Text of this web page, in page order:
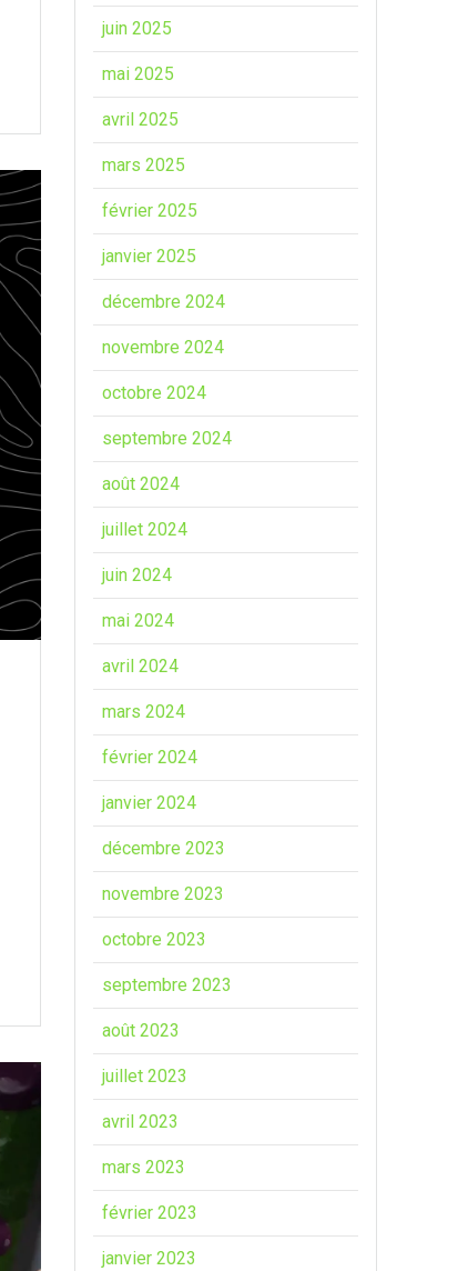
juin 2025
mai 2025
avril 2025
mars 2025
février 2025
janvier 2025
décembre 2024
novembre 2024
octobre 2024
septembre 2024
août 2024
juillet 2024
juin 2024
mai 2024
avril 2024
mars 2024
février 2024
janvier 2024
décembre 2023
novembre 2023
octobre 2023
septembre 2023
août 2023
juillet 2023
avril 2023
mars 2023
février 2023
janvier 2023